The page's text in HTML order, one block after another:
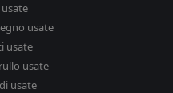
usate
usate
usate
usate